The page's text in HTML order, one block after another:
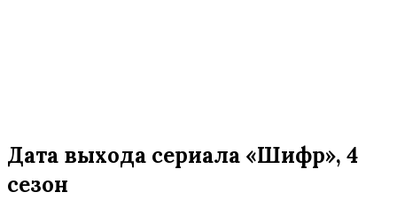
Дата выхода сериала «Шифр», 4
сезон